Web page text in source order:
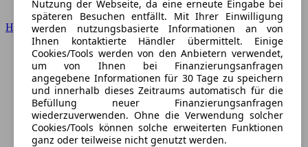
Nutzung der Webseite, da eine erneute Eingabe bei
späteren Besuchen entfällt. Mit Ihrer Einwilligung
werden nutzungsbasierte Informationen an von
Ihnen kontaktierte Händler übermittelt. Einige
Cookies/Tools werden von den Anbietern verwendet,
um von Ihnen bei Finanzierungsanfragen
angegebene Informationen für 30 Tage zu speichern
und innerhalb dieses Zeitraums automatisch für die
Befüllung neuer Finanzierungsanfragen
wiederzuverwenden. Ohne die Verwendung solcher
Cookies/Tools können solche erweiterten Funktionen
ganz oder teilweise nicht genutzt werden.
Hyundai